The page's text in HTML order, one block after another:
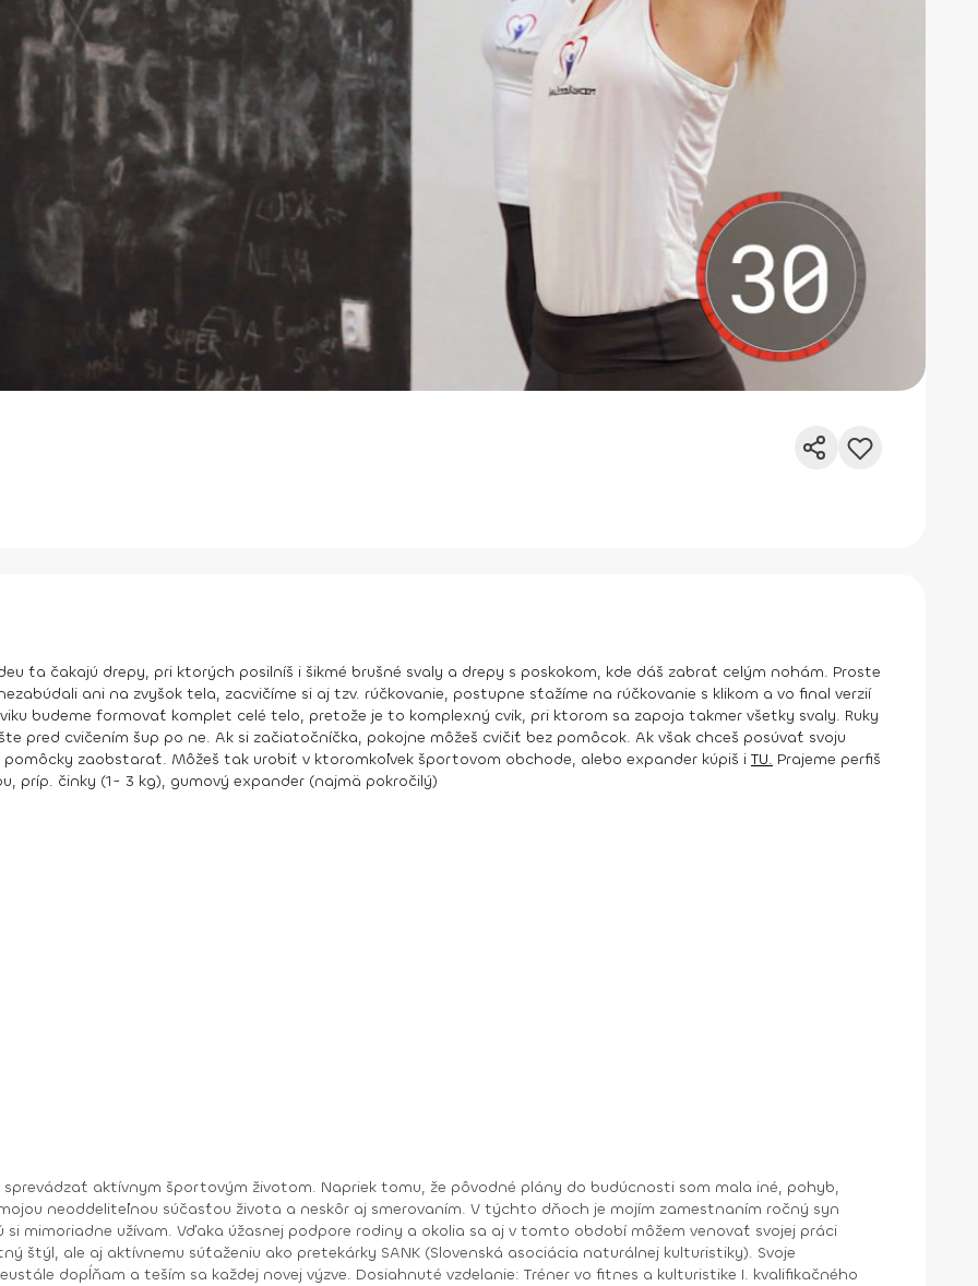
ťa čakajú drepy, pri ktorých posilníš i šikmé brušné svaly a drepy s poskokom, kde dáš zabrať celým nohám. Proste
ani na zvyšok tela, zacvičíme si aj tzv. rúčkovanie, postupne sťažíme na rúčkovanie s klikom a vo final verzií
budeme formovať komplet celé telo, pretože je to komplexný cvik, pri ktorom sa zapoja takmer všetky svaly. Ruky
pred cvičením šup po ne. Ak si začiatočníčka, pokojne môžeš cvičiť bez pomôcok. Ak však chceš posúvať svoju
pomôcky zaobstarať. Môžeš tak urobiť v ktoromkoľvek športovom obchode, alebo expander kúpiš i TU. Prajeme perfiš
príp. činky (1- 3 kg), gumový expander (najmä pokročilý)
neoddeliteľnou súčasťou života a neskôr aj smerovaním. V týchto dňoch je mojím zamestnaním ročný syn
aj v tomto období môžem venovať svojej práci
štýl, ale aj aktívnemu súťaženiu ako pretekárky SANK (Slovenská asociácia naturálnej kulturistiky). Svoje
výzve. Dosiahnuté vzdelanie: Tréner vo fitnes a kulturistike I. kvalifikačného